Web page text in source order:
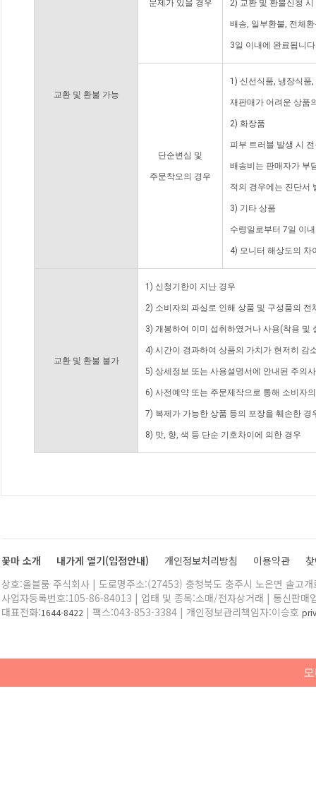
교환 및 환불 가능
문제가 있을 경우 2) 교환 및 환불신청
배송, 일부환불, 전체
3일 이내에 완료됩니
단순변심 및
주문착오의 경우
1) 신선식품, 냉장식품
재판매가 어려운 상품
2) 화장품
피부 트러블 발생 시
배송비는 판매자가 부
적의 경우에는 진단서
3) 기타 상품
수령일로부터 7일 이
4) 모니터 해상도의 차
교환 및 환불 불가
1) 신청기한이 지난 경우
2) 소비자의 과실로 인해 상품 및 구성품의
3) 개봉하여 이미 섭취하였거나 사용(착용 및
4) 시간이 경과하여 상품의 가치가 현저히 감
5) 상세정보 또는 사용설명서에 안내된 주의
6) 사전예약 또는 주문제작으로 통해 소비자
7) 복제가 가능한 상품 등의 포장을 훼손한 경
8) 맛, 향, 색 등 단순 기호차이에 의한 경우
꽃마 소개 내가게 열기(입점안내) 개인정보처리방침 이용약관
상호:올블룸 주식회사 | 도로명주소:(27453) 충청북도 충주시 노은면 솔고
사업자등록번호:105-86-84013 | 업태 및 종목:소매/전자상거래 | 통신판매
대표전화:1644-8422 | 팩스:043-853-3384 | 개인정보관리책임자:이승호